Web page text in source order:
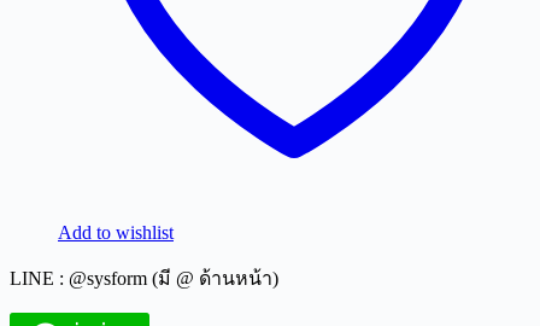
Add to wishlist
LINE : @sysform (มี @ ด้านหน้า)